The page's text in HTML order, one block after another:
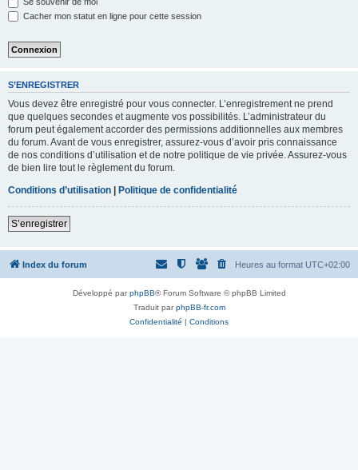
Cacher mon statut en ligne pour cette session
S’ENREGISTRER
Vous devez être enregistré pour vous connecter. L’enregistrement ne prend
que quelques secondes et augmente vos possibilités. L’administrateur du
forum peut également accorder des permissions additionnelles aux membres
du forum. Avant de vous enregistrer, assurez-vous d’avoir pris connaissance
de nos conditions d’utilisation et de notre politique de vie privée. Assurez-vous
de bien lire tout le règlement du forum.
Conditions d’utilisation | Politique de confidentialité
S’enregistrer
Index du forum Heures au format UTC+02:00
Développé parphpBB® Forum Software © phpBB Limited
Traduit parphpBB-fr.com
Confidentialité | Conditions